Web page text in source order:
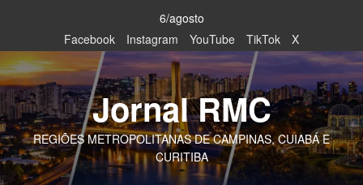
content
6/agosto
Facebook
Instagram YouTube TikTok X
Jornal RMC
REGIÕES METROPOLITANAS DE CAMPINAS, CUIABÁ E
CURITIBA